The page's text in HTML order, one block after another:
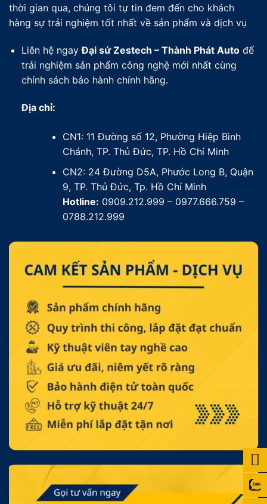
thời gian qua, chúng tôi tự tin đem đến cho khách
hàng sự trải nghiệm tốt nhất về sản phẩm và dịch vụ
Liên hệ ngayĐại sứ Zestech – Thành Phát Autođể
trải nghiệm sản phẩm công nghệ mới nhất cùng
chính sách bảo hành chính hãng.
Địa chỉ:
CN1: 11 Đường số 12, Phường Hiệp Bình
Chánh, TP. Thủ Đức, TP. Hồ Chí Minh
CN2: 24 Đường D5A, Phước Long B, Quận
9, TP. Thủ Đức, Tp. Hồ Chí Minh
Hotline: 0909.212.999 – 0977.666.759 –
0788.212.999